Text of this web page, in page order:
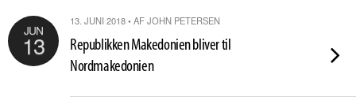
JUN
13
13. JUNI 2018 • AF JOHN PETERSEN
Republikken Makedonien bliver til
Nordmakedonien